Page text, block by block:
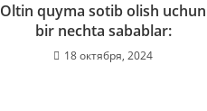
Oltin quyma sotib olish uchun
bir nechta sabablar:
18 октября, 2024